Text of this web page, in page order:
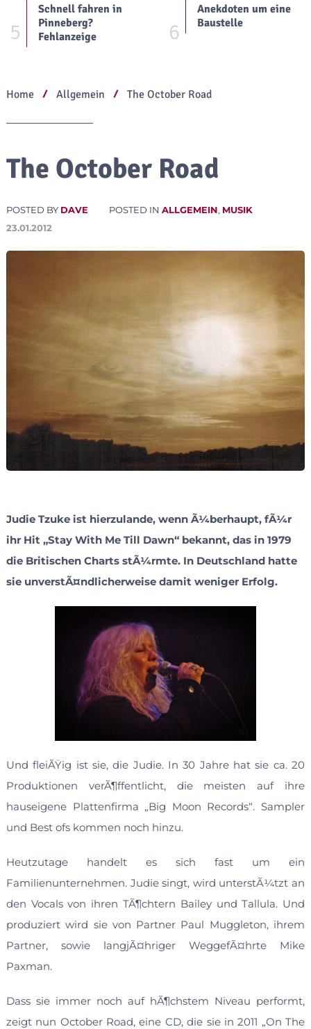
5
Schnell fahren in
Pinneberg?
Fehlanzeige
6
Anekdoten um eine
Baustelle
Home Allgemein The October Road
The October Road
POSTED BY DAVE POSTED IN ALLGEMEIN, MUSIK
23.01.2012
Judie Tzuke ist hierzulande, wenn Ã¼berhaupt, fÃ¼r
ihr Hit „Stay With Me Till Dawn“ bekannt, das in 1979
die Britischen Charts stÃ¼rmte. In Deutschland hatte
sie unverstÃ¤ndlicherweise damit weniger Erfolg.
Und fleiÃŸig ist sie, die Judie. In 30 Jahre hat sie ca. 20
Produktionen verÃ¶ffentlicht, die meisten auf ihre
hauseigene Plattenfirma „Big Moon Records“. Sampler
und Best ofs kommen noch hinzu.
Heutzutage handelt es sich fast um ein
Familienunternehmen. Judie singt, wird unterstÃ¼tzt an
den Vocals von ihren TÃ¶chtern Bailey und Tallula. Und
produziert wird sie von Partner Paul Muggleton, ihrem
Partner, sowie langjÃ¤hriger WeggefÃ¤hrte Mike
Paxman.
Dass sie immer noch auf hÃ¶chstem Niveau performt,
zeigt nun October Road, eine CD, die sie in 2011 „On The